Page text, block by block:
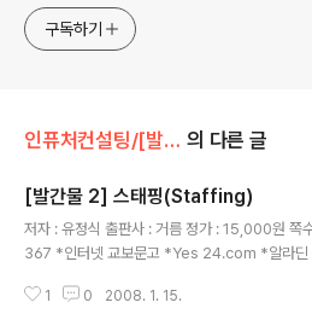
구독하기
인퓨처컨설팅/[발간물] my books 의 다른 글
[발간물 2] 스태핑(Staffing)
저자 : 유정식 출판사 : 거름 정가 : 15,000원
367 *인터넷 교보문고 *Yes 24.com *알라딘
다. 이렇게 좁은 의미가 아닌 넓은 의미로 스태핑
1 0 2008. 1. 15.